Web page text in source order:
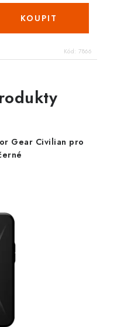
Kód: 7866
Gear Civilian pro